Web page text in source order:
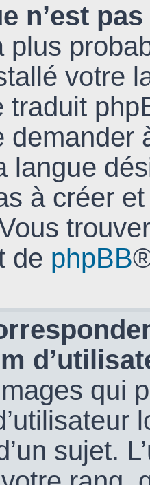
n’est
plus
votre
traduit
demander
langue
à créer
de phpBB
qui
sujet.